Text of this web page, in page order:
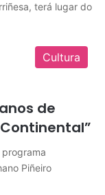
terá lugar do
Cultura
de
Piñeiro